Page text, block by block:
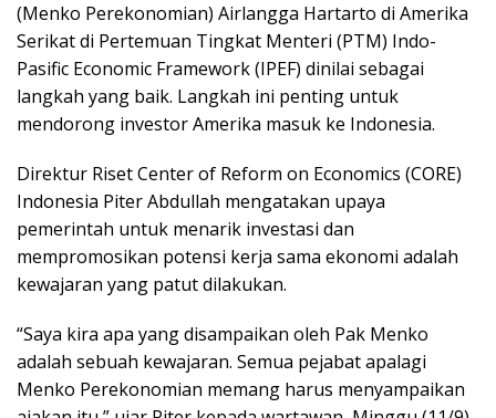
(Menko Perekonomian) Airlangga Hartarto di Amerika
Serikat di Pertemuan Tingkat Menteri (PTM) Indo-
Pasific Economic Framework (IPEF) dinilai sebagai
langkah yang baik. Langkah ini penting untuk
mendorong investor Amerika masuk ke Indonesia.
Direktur Riset Center of Reform on Economics (CORE)
Indonesia Piter Abdullah mengatakan upaya
pemerintah untuk menarik investasi dan
mempromosikan potensi kerja sama ekonomi adalah
kewajaran yang patut dilakukan.
“Saya kira apa yang disampaikan oleh Pak Menko
adalah sebuah kewajaran. Semua pejabat apalagi
Menko Perekonomian memang harus menyampaikan